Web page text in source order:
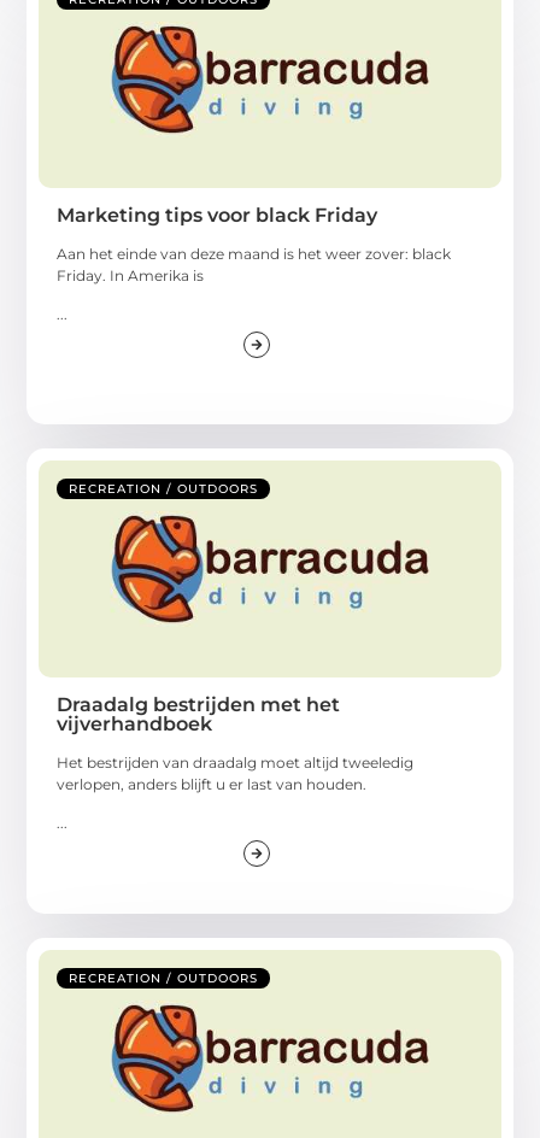
Marketing tips voor black Friday
Aan het einde van deze maand is het weer zover: black
Friday. In Amerika is
...
RECREATION / OUTDOORS
Draadalg bestrijden met het
vijverhandboek
Het bestrijden van draadalg moet altijd tweeledig
verlopen, anders blijft u er last van houden.
...
RECREATION / OUTDOORS